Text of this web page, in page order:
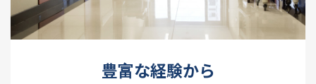
豊富な経験から